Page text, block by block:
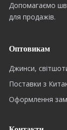
Допомагаємо
для продажів.
Оптовикам
Джинси,
Поставки з
Оформлення